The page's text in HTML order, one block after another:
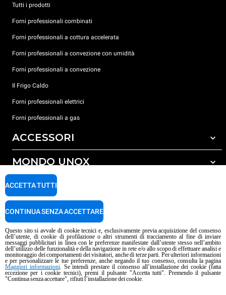
Tutti i prodotti
Forni professionali combinati
Forni professionali a cottura accelerata
Forni professionali a convezione con umidità
Forni professionali a convezione
Il Frigo Caldo
Forni professionali elettrici
Forni professionali a gas
ACCESSORI
Tutti gli accessori
Detergenti per lavaggio automatico
Detergenti per lavaggio manuale
Trattamento acqua con filtro a resine
MONDO UNOX
Le nostre sedi nel mondo
Carriere Unox
SUPPORTO
Garanzia Unox
Trova Centri Service
Copyright 2026 UNOX S.p.A. Tutti i diritti riservati. Reg. Imp. Padova n°
04230750285 - R.E.A. Padova 372835 - Cap. Soc. 5.000.000 € i.v - P.IVA /
C.F. 04230750285 - IT WEEE Reg. No. IT08020000000377
Informativa sui contenuti IA Privacy policy Cookie policy
Questo sito si avvale di cookie tecnici e, esclusivamente previa acquisizione del consenso
dell’utente, di cookie di profilazione o altri strumenti di tracciamento al fine di inviare
messaggi pubblicitari in linea con le preferenze manifestate dall’utente stesso nell’ambito
dell’utilizzo delle funzionalità e della navigazione in rete e/o allo scopo di effettuare analisi e
monitoraggio dei comportamenti dei visitatori, anche di terze parti. Per ulteriori informazioni
e per personalizzare le tue preferenze, anche negando il tuo consenso, consulta la pagina
Maggiori informazioni. Se intendi prestare il consenso all’installazione dei cookie (fatta
eccezione per i cookie tecnici), premi il pulsante "Accetta tutti". Premendo il pulsante
"Continua senza accettare", rifiuti l’installazione dei cookie.
ACCETTA TUTTI
CONTINUA SENZA ACCETTARE